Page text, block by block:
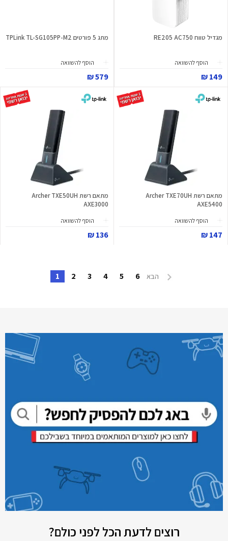
מגדיל טווח RE205 AC750
הוסף להשוואה
149 ₪
מתג 5 פורטים TPLink TL-SG105PP-M2
הוסף להשוואה
579 ₪
מתאם רשת Archer TXE70UH
AXE5400
הוסף להשוואה
147 ₪
מתאם רשת Archer TXE50UH
AXE3000
הוסף להשוואה
136 ₪
הבא 6
5
4
3
2
1
רוצים לדעת הכל לפני כולם?